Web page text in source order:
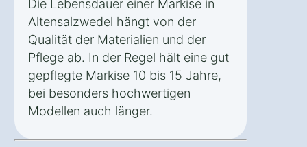
Die Lebensdauer einer Markise in
Altensalzwedel hängt von der
Qualität der Materialien und der
Pflege ab. In der Regel hält eine gut
gepflegte Markise 10 bis 15 Jahre,
bei besonders hochwertigen
Modellen auch länger.